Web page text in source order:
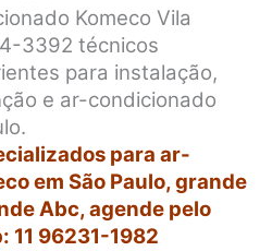
Komeco Vila
3392 técnicos
para instalação,
e ar-condicionado
para ar-
em São Paulo, grande
Abc, agende pelo
11 96231-1982